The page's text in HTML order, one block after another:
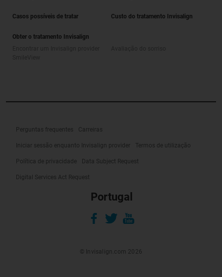
Casos possíveis de tratar Custo do tratamento Invisalign
Obter o tratamento Invisalign
Perguntas frequentes Carreiras
Iniciar sessão enquanto Invisalign provider Termos de utilização
Política de privacidade Data Subject Request
Digital Services Act Request
Portugal
© Invisalign.com 2026